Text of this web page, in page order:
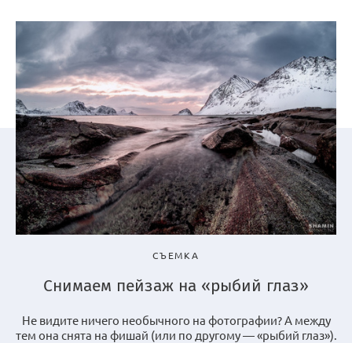
СЪЕМКА
Снимаем пейзаж на «рыбий глаз»
Не видите ничего необычного на фотографии? А между
тем она снята на фишай (или по другому — «рыбий глаз»).